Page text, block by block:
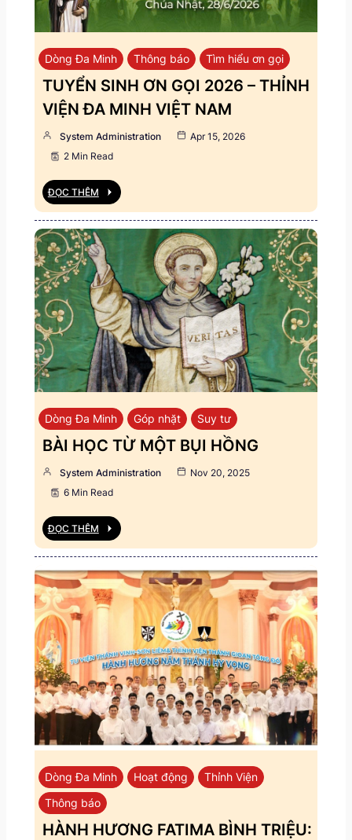
Dòng Đa Minh Thông báo Tìm hiểu ơn gọi
TUYỂN SINH ƠN GỌI 2026 – THỈNH
VIỆN ĐA MINH VIỆT NAM
System Administration
Apr 15, 2026
2 Min Read
ĐỌC THÊM
Dòng Đa Minh Góp nhặt Suy tư
BÀI HỌC TỪ MỘT BỤI HỒNG
System Administration
Nov 20, 2025
6 Min Read
ĐỌC THÊM
Dòng Đa Minh Hoạt động
Thỉnh Viện
Thông báo
HÀNH HƯƠNG FATIMA BÌNH TRIỆU: